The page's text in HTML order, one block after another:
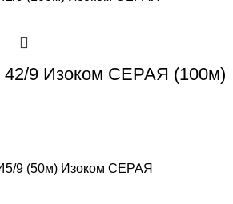
42/9 Изоком СЕРАЯ (100м)